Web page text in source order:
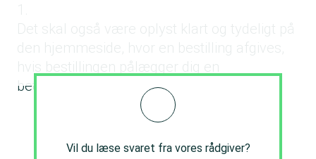
Det skal også være oplyst klart og tydeligt på
den hjemmeside, hvor en bestilling afgives,
hvis bestillingen pålægger dig en
betalingsforpligtelse.
Vil du læse svaret fra vores rådgiver?